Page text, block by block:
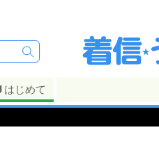
はじめて